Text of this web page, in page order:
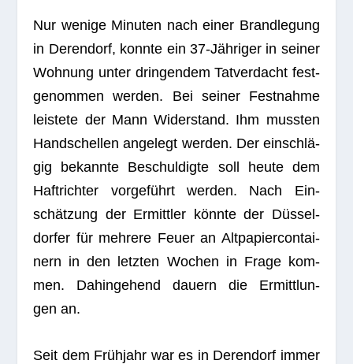
Nur wenige Minu­ten nach einer Brand­le­gung
in Deren­dorf, konnte ein 37-Jäh­ri­ger in sei­ner
Woh­nung unter drin­gen­dem Tat­ver­dacht fest­
ge­nom­men wer­den. Bei sei­ner Fest­nahme
leis­tete der Mann Wider­stand. Ihm muss­ten
Hand­schel­len ange­legt wer­den. Der ein­schlä­
gig bekannte Beschul­digte soll heute dem
Haft­rich­ter vor­ge­führt wer­den. Nach Ein­
schät­zung der Ermitt­ler könnte der Düs­sel­
dor­fer für meh­rere Feuer an Alt­pa­pier­con­tai­
nern in den letz­ten Wochen in Frage kom­
men. Dahin­ge­hend dau­ern die Ermitt­lun­
gen an.
Seit dem Früh­jahr war es in Deren­dorf immer